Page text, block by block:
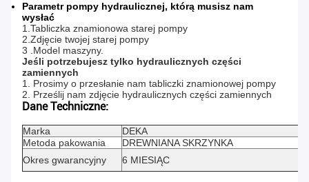
Parametr pompy hydraulicznej, którą musisz nam
wysłać
1.Tabliczka znamionowa starej pompy
2.Zdjęcie twojej starej pompy
3 .Model maszyny.
Jeśli potrzebujesz tylko hydraulicznych części
zamiennych
1. Prosimy o przesłanie nam tabliczki znamionowej pompy
2. Prześlij nam zdjęcie hydraulicznych części zamiennych
Dane Techniczne:
Marka
DEKA
Metoda pakowania
DREWNIANA SKRZYNKA
Okres gwarancyjny
6 MIESIĄC